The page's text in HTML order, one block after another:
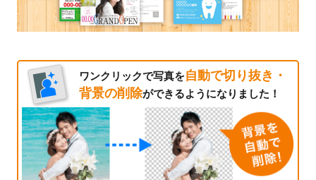
ワンクリックで写真を自動で切り抜き・
背景の削除ができるようになりました！